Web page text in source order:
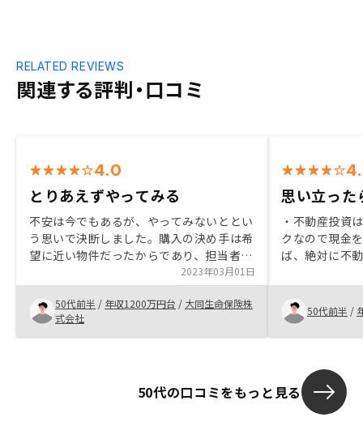
関連する評判・口コミ
RELATED REVIEWS
4.0
とりあえずやってみる
不安は今でもあるが、やってみないととい
う思いで決断しました。購入の決め手は希
望に近い物件だったからであり、担当者の
説明に納得したからです。担当者はとても
熱心で好感が持てました。ありがとうござ
いました。
2023年03月01日
50代前半 / 年収1200万円台 / 大同生命保険株
式会社
思い立った
・不動産投資
クなので現金
ば、絶対に不
にじみ出てい
みの清潔でシ
た。この人に
た。 ・説明は
むと感じた。
100％の場合
現金一括購入
50代前半 /
50代の口コミをもっと見る